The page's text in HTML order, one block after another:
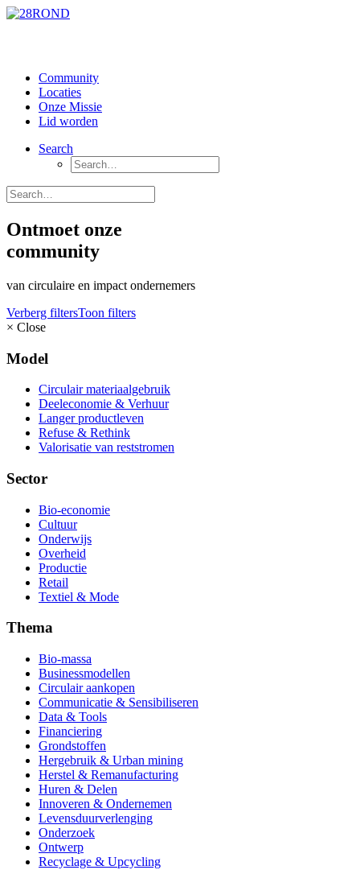
Community
Locaties
Onze Missie
Lid worden
Search
Ontmoet onze
community
van circulaire en impact ondernemers
Verberg filtersToon filters
× Close
Model
Circulair materiaalgebruik
Deeleconomie & Verhuur
Langer productleven
Refuse & Rethink
Valorisatie van reststromen
Sector
Bio-economie
Cultuur
Onderwijs
Overheid
Productie
Retail
Textiel & Mode
Thema
Bio-massa
Businessmodellen
Circulair aankopen
Communicatie & Sensibiliseren
Data & Tools
Financiering
Grondstoffen
Hergebruik & Urban mining
Herstel & Remanufacturing
Huren & Delen
Innoveren & Ondernemen
Levensduurverlenging
Onderzoek
Ontwerp
Recyclage & Upcycling